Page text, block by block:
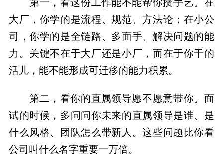
大厂，你学的是流程、规范、方法论；在小公
司，你学的是全链路、多面手、解决问题的能
力。关键不在于大厂还是小厂，而在于你干的
活儿，能不能形成可迁移的能力积累。
第二，看你的直属领导愿不愿意带你。面
试的时候，多问问你未来的直属领导是谁、是
什么风格、团队怎么带新人。这些问题比你看
公司叫什么名字重要一万倍。